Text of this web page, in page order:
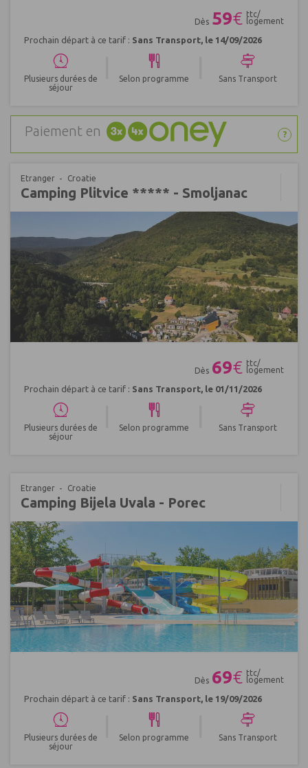
Dès 59€ ttc/
logement
Prochain départ à ce tarif : Sans Transport, le 14/09/2026
Plusieurs durées de
séjour
Selon programme Sans Transport
Paiement en ?
Etranger Croatie
Camping Plitvice ***** - Smoljanac
Dès 69€ ttc/
logement
Prochain départ à ce tarif : Sans Transport, le 01/11/2026
Plusieurs durées de
séjour
Selon programme Sans Transport
Etranger Croatie
Camping Bijela Uvala - Porec
Dès 69€ ttc/
logement
Prochain départ à ce tarif : Sans Transport, le 19/09/2026
Plusieurs durées de
séjour
Selon programme Sans Transport